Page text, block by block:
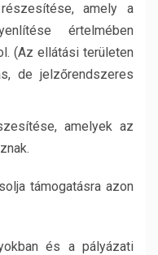
amely a
értelmében
(Az ellátási területen
de jelzőrendszeres
amelyek az
támogatásra azon
és a pályázati